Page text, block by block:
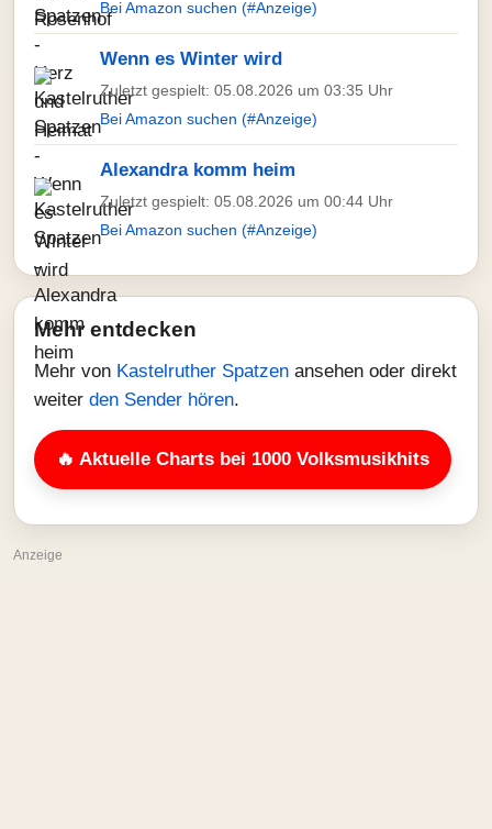
Bei Amazon suchen (#Anzeige)
Wenn es Winter wird
Zuletzt gespielt: 05.08.2026 um 03:35 Uhr
Bei Amazon suchen (#Anzeige)
Alexandra komm heim
Zuletzt gespielt: 05.08.2026 um 00:44 Uhr
Bei Amazon suchen (#Anzeige)
Mehr entdecken
Mehr von Kastelruther Spatzen ansehen oder direkt
weiter den Sender hören.
🔥 Aktuelle Charts bei 1000 Volksmusikhits
Anzeige